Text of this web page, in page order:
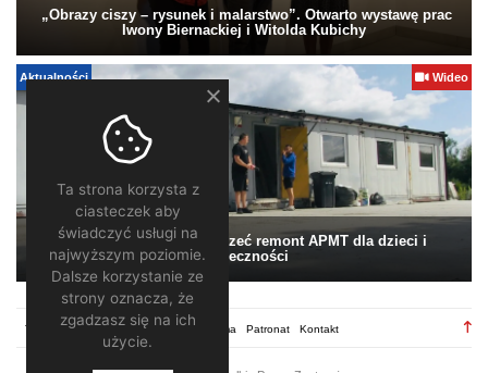
„Obrazy ciszy – rysunek i malarstwo”. Otwarto wystawę prac
Iwony Biernackiej i Witolda Kubichy
Aktualności Wideo
Pomagamy. Warto wesprzeć remont APMT dla dzieci i
społeczności
Regulamin Redakcja Reklama Patronat Kontakt
Ta strona korzysta z
ciasteczek aby
świadczyć usługi na
najwyższym poziomie.
Dalsze korzystanie ze
strony oznacza, że
zgadzasz się na ich
użycie.